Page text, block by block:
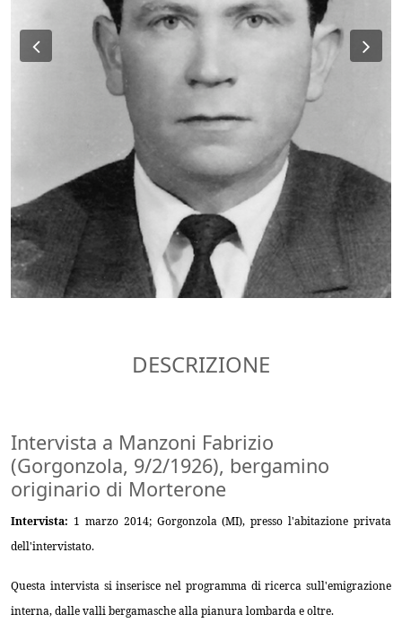
Previous
DESCRIZIONE
Intervista a Manzoni Fabrizio
(Gorgonzola, 9/2/1926), bergamino
originario di Morterone
Intervista: 1 marzo 2014; Gorgonzola (MI), presso l'abitazione privata
dell'intervistato.
Questa intervista si inserisce nel programma di ricerca sull'emigrazione
interna, dalle valli bergamasche alla pianura lombarda e oltre.